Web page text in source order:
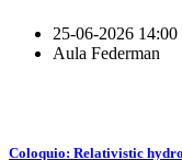
25-06-2026 14:00
Aula Federman
Coloquio: Relativistic